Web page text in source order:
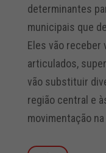
determinantes
municipais que
Eles vão receber
articulados,
vão substituir
região central e
movimentação